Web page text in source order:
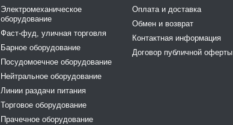
Электромеханическое
оборудование
Фаст-фуд, уличная торговля
Барное оборудование
Посудомоечное оборудование
Нейтральное оборудование
Линии раздачи питания
Торговое оборудование
Прачечное оборудование
Оплата и доставка
Обмен и возврат
Контактная информация
Договор публичной оферты